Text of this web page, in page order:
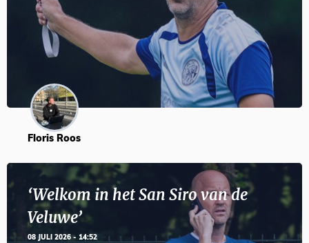
Floris Roos
‘Welkom in het San Siro van de
Veluwe’
08 JULI 2026 - 14:52